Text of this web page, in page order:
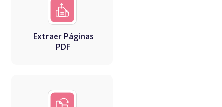
Extraer Páginas
PDF